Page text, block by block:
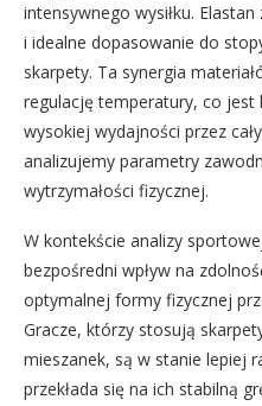
intensywnego wysiłku.
i idealne dopasowanie do
skarpety. Ta synergia
regulację temperatury, co jest
wysokiej wydajności przez
analizujemy parametry
wytrzymałości fizycznej.
W kontekście analizy
bezpośredni wpływ na
optymalnej formy fizycznej
Gracze, którzy stosują
mieszanek, są w stanie lepiej
przekłada się na ich stabilną